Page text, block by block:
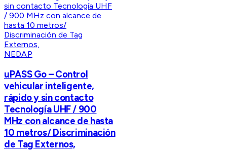
NEDAP
uPASS Go – Control
vehicular inteligente,
rápido y sin contacto
Tecnología UHF / 900
MHz con alcance de hasta
10 metros/ Discriminación
de Tag Externos,